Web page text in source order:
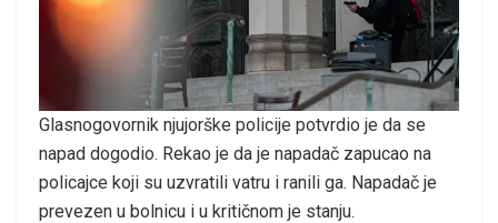
Glasnogovornik njujorške policije potvrdio je da se
napad dogodio. Rekao je da je napadač zapucao na
policajce koji su uzvratili vatru i ranili ga. Napadač je
prevezen u bolnicu i u kritičnom je stanju.